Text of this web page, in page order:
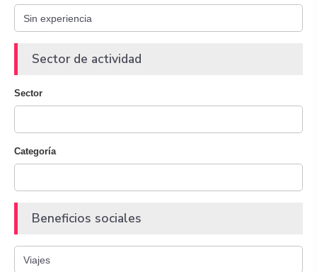
Sector de actividad
Sector
Categoría
Beneficios sociales